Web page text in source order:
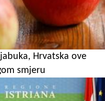
Hrvatska ove
smjeru